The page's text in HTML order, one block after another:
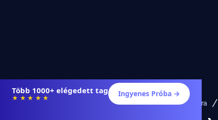
Több 1000+ elégedett tag
★★★★★ Ingyenes Próba →
Diéta és Étrend Ételek Fogyásra